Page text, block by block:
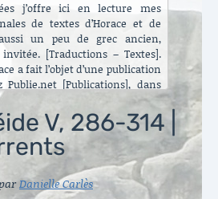
j’offre ici en lecture mes
de textes d’Horace et de
un peu de grec ancien,
[Traductions – Textes].
a fait l’objet d’une publication
[Publications], dans
que celles que vous pouvez
l’Énéide qui est chantier. Le
pratique en perspective
années [Traduire]. La rubrique
peu à peu. Il y a aussi de
contemporains et des
titre austère des [Archives].
V, 286-314 |
parDanielle Carlès